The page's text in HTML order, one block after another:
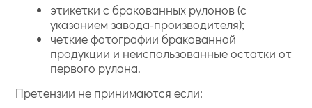
этикетки с бракованных рулонов (с
указанием завода-производителя);
четкие фотографии бракованной
продукции и неиспользованные остатки от
первого рулона.
Претензии не принимаются если: